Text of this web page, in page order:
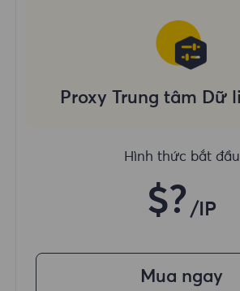
Proxy Trung tâm Dữ
Hình thức bắt đầu
$? /IP
Mua ngay